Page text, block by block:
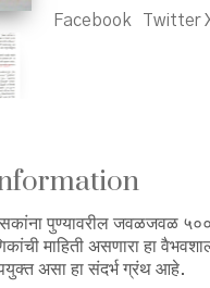
शहर
Facebook Twitter
पुण्यावरील जवळजवळ ५००
माहिती असणारा हा
असा हा संदर्भ ग्रंथ आहे.